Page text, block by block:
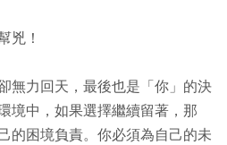
兇！
無力回天，最後也是「你」的決
境中，如果選擇繼續留著，那
的困境負責。你必須為自己的未